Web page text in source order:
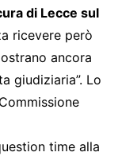
di Lecce sul
ricevere però
ancora
giudiziaria”. Lo
time alla